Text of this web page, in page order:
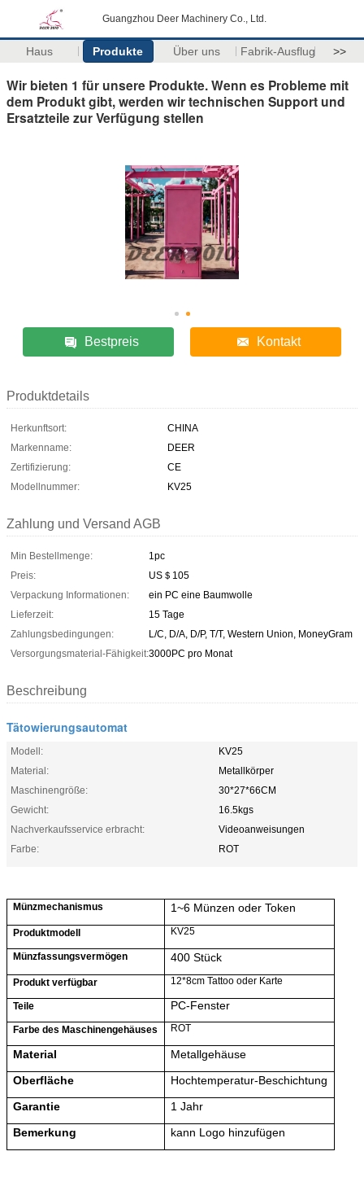
Guangzhou Deer Machinery Co., Ltd.
Haus Produkte Über uns Fabrik-Ausflug >>
Wir bieten 1 für unsere Produkte. Wenn es Probleme mit
dem Produkt gibt, werden wir technischen Support und
Ersatzteile zur Verfügung stellen
Bestpreis Kontakt
Produktdetails
Herkunftsort:
CHINA
Markenname:
DEER
Zertifizierung:
CE
Modellnummer:
KV25
Zahlung und Versand AGB
Min Bestellmenge:
1pc
Preis:
US＄105
Verpackung Informationen:
ein PC eine Baumwolle
Lieferzeit:
15 Tage
Zahlungsbedingungen:
L/C, D/A, D/P, T/T, Western Union, MoneyGram
Versorgungsmaterial-Fähigkeit:3000PC pro Monat
Beschreibung
Tätowierungsautomat
Modell:
KV25
Material:
Metallkörper
Maschinengröße:
30*27*66CM
Gewicht:
16.5kgs
Nachverkaufsservice erbracht:
Videoanweisungen
Farbe:
ROT
Münzmechanismus 1~6 Münzen oder Token
Produktmodell KV25
Münzfassungsvermögen 400 Stück
Produkt verfügbar 12*8cm Tattoo oder Karte
Teile PC-Fenster
Farbe des Maschinengehäuses ROT
Material
Metallgehäuse
Oberfläche
Hochtemperatur-Beschichtung
Garantie
1 Jahr
Bemerkung
kann Logo hinzufügen